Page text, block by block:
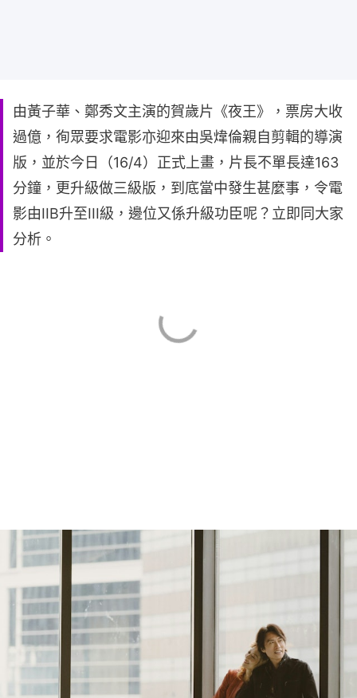
由黃子華、鄭秀文主演的賀歲片《夜王》，票房大收
過億，徇眾要求電影亦迎來由吳煒倫親自剪輯的導演
版，並於今日（16/4）正式上畫，片長不單長達163
分鐘，更升級做三級版，到底當中發生甚麼事，令電
影由IIB升至III級，邊位又係升級功臣呢？立即同大家
分析。